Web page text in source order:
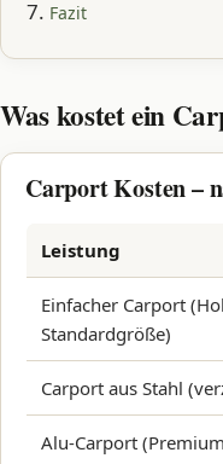
Fazit
Was kostet ein
Carport Kosten –
Leistung
Einfacher Carport
Standardgröße)
Carport aus Stahl
Alu-Carport